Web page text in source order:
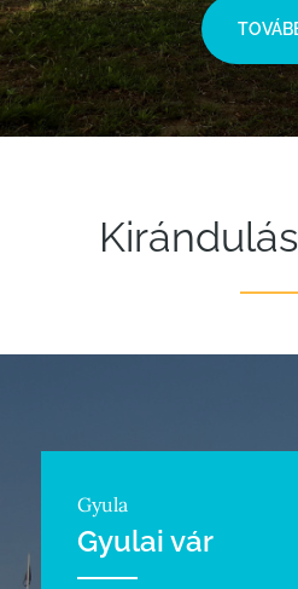
Gyula
Gyulai vár